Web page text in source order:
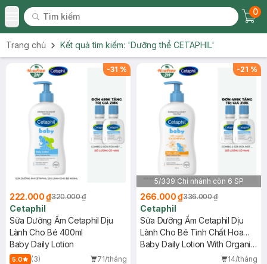
Toggle Menu
Tìm kiếm
Tìm kiếm
0
Trang chủ Kết quả tìm kiếm: 'Dưỡng thể CETAPHIL'
-31 %
222.000 ₫320.000 ₫
Cetaphil
Sữa Dưỡng Ẩm Cetaphil Dịu
Lành Cho Bé 400ml
Baby Daily Lotion
5.0 (3)
71/tháng
-21 %
5/339 Chi nhánh còn 6 SP
266.000 ₫336.000 ₫
Cetaphil
Sữa Dưỡng Ẩm Cetaphil Dịu
Lành Cho Bé Tinh Chất Hoa
Cúc 400ml
Baby Daily Lotion With Organic
14/tháng